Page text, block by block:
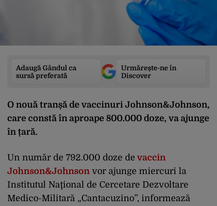
Adaugă Gândul ca
sursă preferată
Urmărește-ne în
Discover
O nouă tranșă de vaccinuri Johnson&Johnson,
care constă în aproape 800.000 doze, va ajunge
în țară.
Un număr de 792.000 doze de vaccin
Johnson&Johnson vor ajunge miercuri la
Institutul Naţional de Cercetare Dezvoltare
Medico-Militară „Cantacuzino”, informează